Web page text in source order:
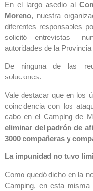
En el largo asedio al
Moreno, nuestra
diferentes responsables
solicitó entrevistas
autoridades de la
De ninguna de las
soluciones.
Vale destacar que en los
coincidencia con los
cabo en el Camping de
eliminar del padrón de
3000 compañeras y
La impunidad no tuvo
Como quedó dicho en la
Camping, en esta